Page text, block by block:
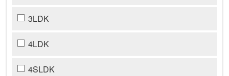
3LDK
4LDK
4SLDK